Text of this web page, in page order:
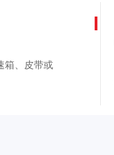
箱、皮带或